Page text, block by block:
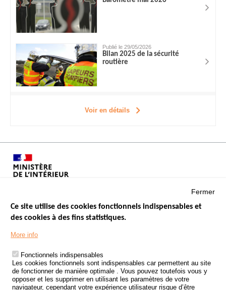
Publié le 29/05/2026
Bilan 2025 de la sécurité
routière
Voir en détails
Menu
Footer
LES SITES PUBLICS
ÉTAT DE L’INSÉCURITÉ ROUTIÈRE
TRAITEMENT DES DONNÉES PERSONNELLES DES ACCIDENTS DE
LA ROUTE
Fermer
Ce site utilise des cookies fonctionnels indispensables et
des cookies à des fins statistiques.
More info
Fonctionnels indispensables
Les cookies fonctionnels sont indispensables car permettent au site
de fonctionner de manière optimale . Vous pouvez toutefois vous y
opposer et les supprimer en utilisant les paramètres de votre
navigateur, cependant votre expérience utilisateur risque d’être